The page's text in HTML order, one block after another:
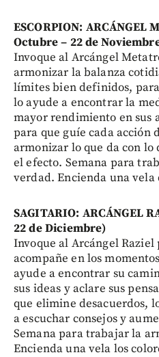
ESCORPION: ARCÁNGEL
Octubre – 22 de
Invoque al Arcángel
armonizar la balanza
límites bien definidos,
lo ayude a encontrar la
mayor rendimiento en sus
para que guíe cada acción
armonizar lo que da con lo
el efecto. Semana para
verdad. Encienda una vela
SAGITARIO: ARCÁNGEL
22 de Diciembre)
Invoque al Arcángel
acompañe en los
ayude a encontrar su
sus ideas y aclare sus
que elimine desacuerdos,
a escuchar consejos y
Semana para trabajar la
Encienda una vela los